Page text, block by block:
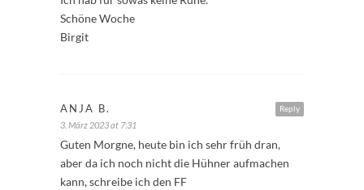
Schöne Woche
Birgit
Reply
ANJA B.
3. März 2023 at 7:31
Guten Morgne, heute bin ich sehr früh dran,
aber da ich noch nicht die Hühner aufmachen
kann, schreibe ich den FF